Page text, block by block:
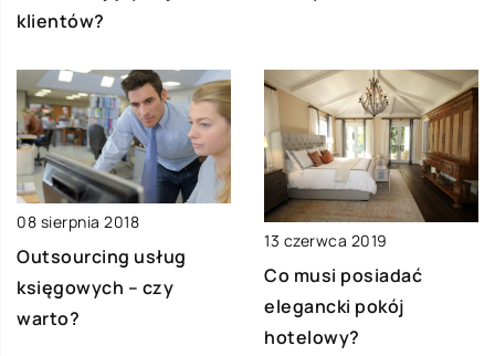
klientów?
08 sierpnia 2018
Outsourcing usług
księgowych – czy
warto?
13 czerwca 2019
Co musi posiadać
elegancki pokój
hotelowy?